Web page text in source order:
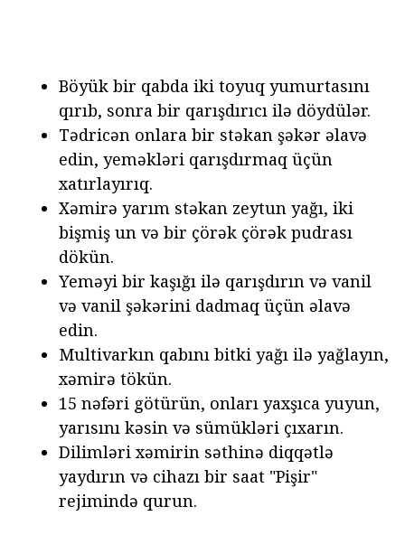
Böyük bir qabda iki toyuq yumurtasını
qırıb, sonra bir qarışdırıcı ilə döydülər.
Tədricən onlara bir stəkan şəkər əlavə
edin, yeməkləri qarışdırmaq üçün
xatırlayırıq.
Xəmirə yarım stəkan zeytun yağı, iki
bişmiş un və bir çörək çörək pudrası
dökün.
Yeməyi bir kaşığı ilə qarışdırın və vanil
və vanil şəkərini dadmaq üçün əlavə
edin.
Multivarkın qabını bitki yağı ilə yağlayın,
xəmirə tökün.
15 nəfəri götürün, onları yaxşıca yuyun,
yarısını kəsin və sümükləri çıxarın.
Dilimləri xəmirin səthinə diqqətlə
yaydırın və cihazı bir saat "Pişir"
rejimində qurun.